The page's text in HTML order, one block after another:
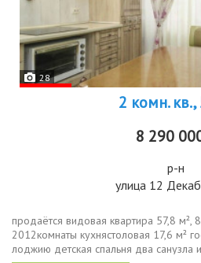
28
2 комн.
8 290
р-н
улица 12
продаётся видовая квартира 57,8 м²,
2012комнаты кухнястоловая 17,6 м²
лоджию детская спальня два санузла